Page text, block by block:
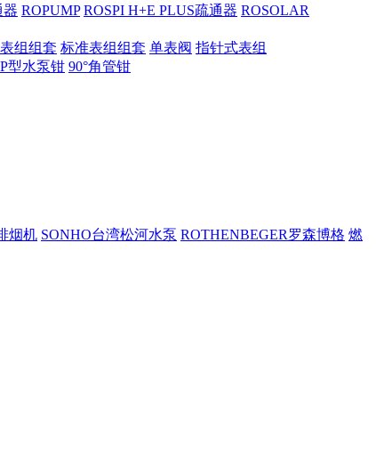
器 ROPUMP ROSPI H+E PLUS疏通器 ROSOLAR
组组套 标准表组组套 单表阀 指针式表组
型水泵钳 90°角管钳
烟机 SONHO台湾松河水泵 ROTHENBEGER罗森博格 燃